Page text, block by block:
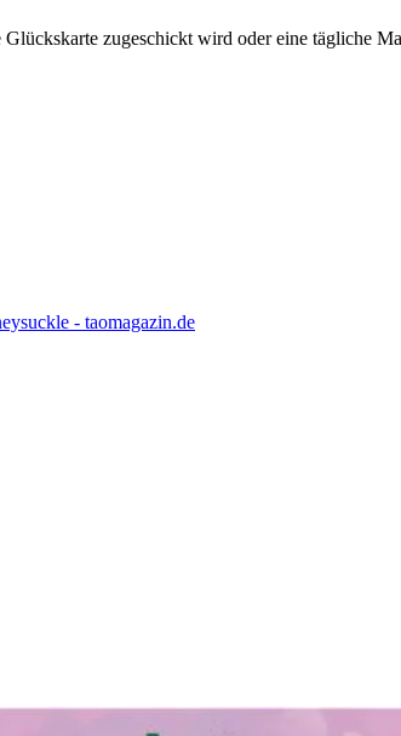
zugeschickt wird oder eine tägliche
- taomagazin.de